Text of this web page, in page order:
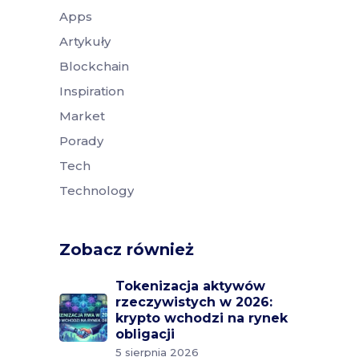
Apps
Artykuły
Blockchain
Inspiration
Market
Porady
Tech
Technology
Zobacz również
Tokenizacja aktywów
rzeczywistych w 2026:
krypto wchodzi na rynek
obligacji
5 sierpnia 2026